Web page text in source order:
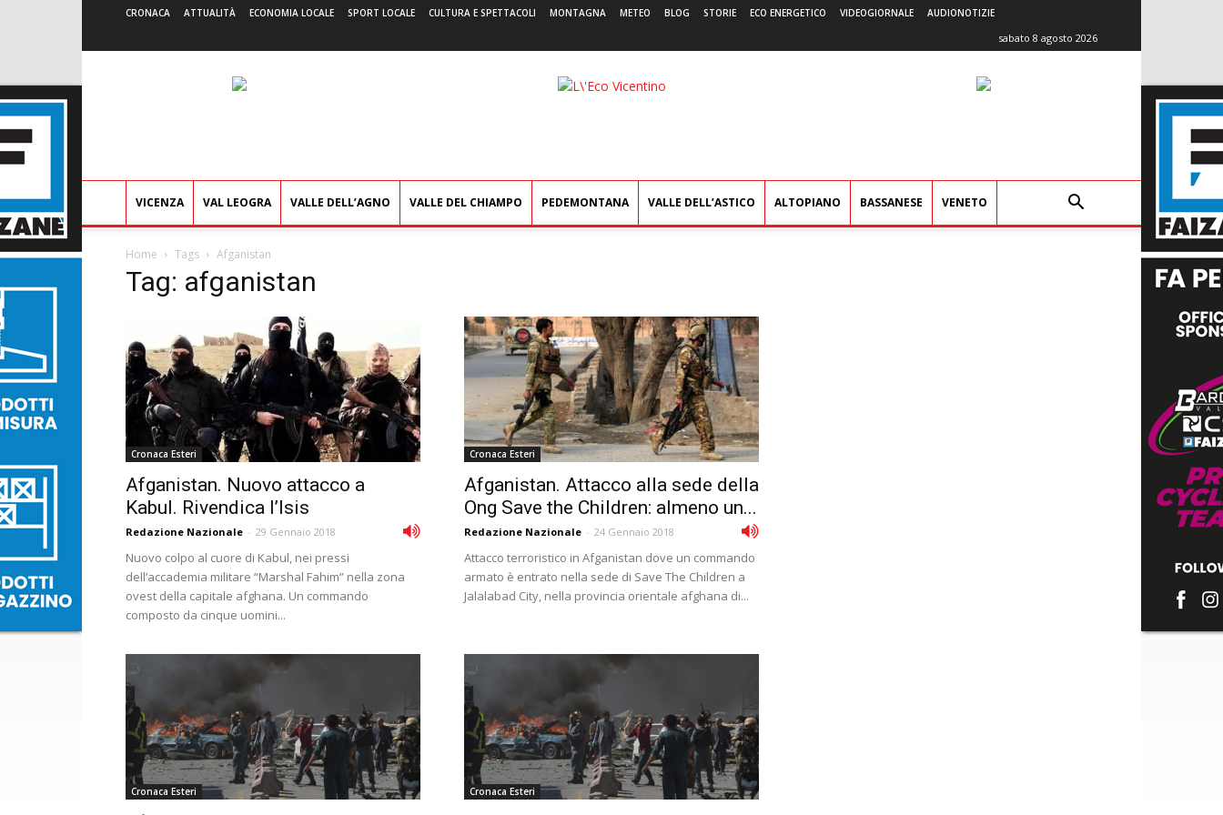
CRONACA ATTUALITÀ ECONOMIA LOCALE SPORT LOCALE CULTURA E SPETTACOLI MONTAGNA METEO BLOG STORIE ECO ENERGETICO VIDEOGIORNALE AUDIONOTIZIE
sabato 8 agosto 2026
L'Eco
VICENZA VAL LEOGRA VALLE DELL’AGNO VALLE DEL CHIAMPO PEDEMONTANA VALLE DELL’ASTICO ALTOPIANO BASSANESE VENETO
Home Tags Afganistan
Tag: afganistan
Cronaca Esteri
Afganistan. Nuovo attacco a
Kabul. Rivendica l’Isis
Redazione Nazionale - 29 Gennaio 2018
Nuovo colpo al cuore di Kabul, nei pressi
dell’accademia militare “Marshal Fahim” nella zona
ovest della capitale afghana. Un commando
composto da cinque uomini...
Cronaca Esteri
Afganistan. Attacco alla sede della
Ong Save the Children: almeno un...
Redazione Nazionale - 24 Gennaio 2018
Attacco terroristico in Afganistan dove un commando
armato è entrato nella sede di Save The Children a
Jalalabad City, nella provincia orientale afghana di...
Cronaca Esteri Cronaca Esteri